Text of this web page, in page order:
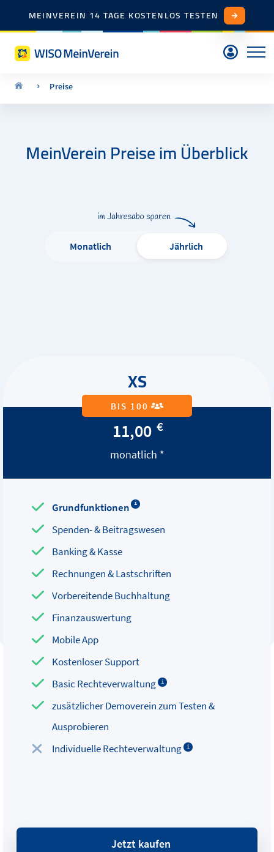
MEINVEREIN 14 TAGE KOSTENLOS TESTEN
Preise
MeinVerein Preise im Überblick
Monatlich Jährlich
XS
BIS 100
11,00 €
monatlich *
Grundfunktionen i
Spenden- & Beitragswesen
Banking & Kasse
Rechnungen & Lastschriften
Vorbereitende Buchhaltung
Finanzauswertung
Mobile App
Kostenloser Support
Basic Rechteverwaltung
i
zusätzlicher Demoverein zum Testen &
Ausprobieren
Individuelle Rechteverwaltung
i
Jetzt kaufen